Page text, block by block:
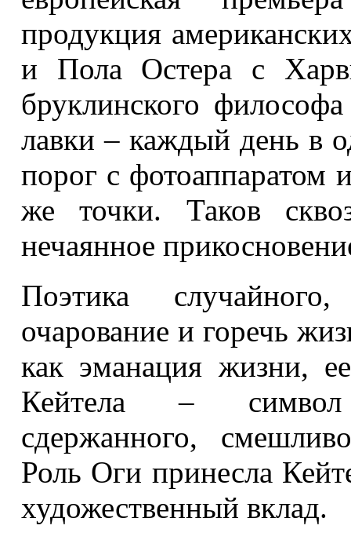
продукция
и Пола Остера с
бруклинского
лавки – каждый день в
порог с фотоаппаратом
же точки. Таков
нечаянное
Поэтика
очарование и горечь
как эманация жизни,
Кейтела – символ
сдержанного,
Роль Оги принесла
художественный вклад.